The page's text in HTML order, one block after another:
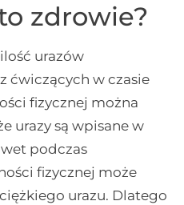
zdrowie?
urazów
ćwiczących w czasie
fizycznej można
urazy są wpisane w
podczas
fizycznej może
urazu. Dlatego